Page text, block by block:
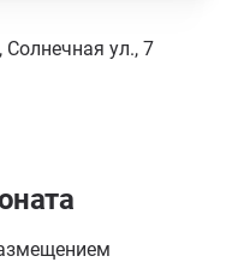
ул., 7